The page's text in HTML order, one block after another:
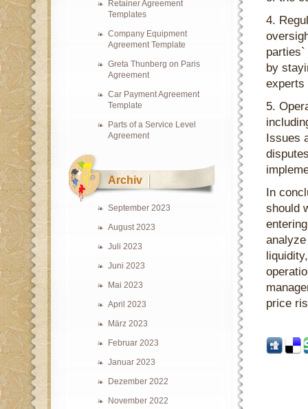
Retainer Agreement
Templates
Company Equipment
Agreement Template
Greta Thunberg on Paris
Agreement
Car Payment Agreement
Template
Parts of a Service Level
Agreement
Archiv
September 2023
August 2023
Juli 2023
Juni 2023
Mai 2023
April 2023
März 2023
Februar 2023
Januar 2023
Dezember 2022
November 2022
4.
by
experts
5.
Issues
In
should
price